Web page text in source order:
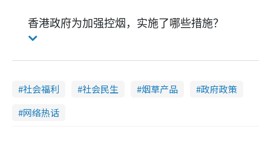
香港政府为加强控烟，实施了哪些措施？
社会福利 社会民生 烟草产品
政府政策
网络热话